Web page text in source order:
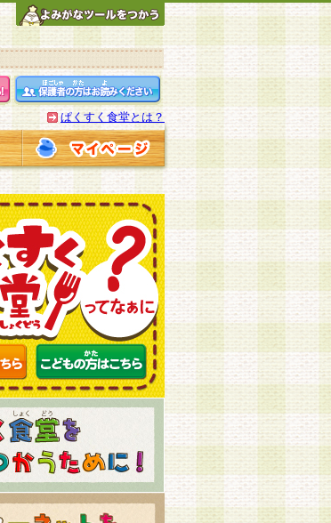
ぱくすく食堂とは？